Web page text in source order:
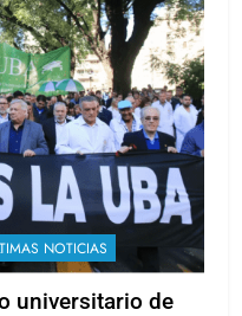
NOTICIAS
universitario de